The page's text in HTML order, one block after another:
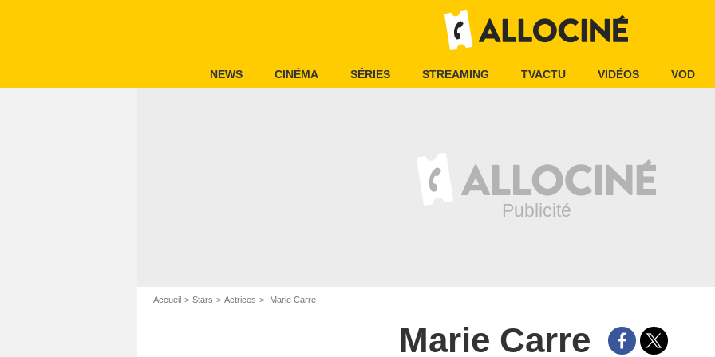
NEWS CINÉMA SÉRIES STREAMING TVACTU VIDÉOS VOD
Accueil Stars Actrices Marie Carre
Marie Carre